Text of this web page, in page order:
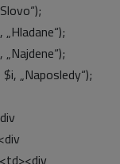
„Naposledy“);